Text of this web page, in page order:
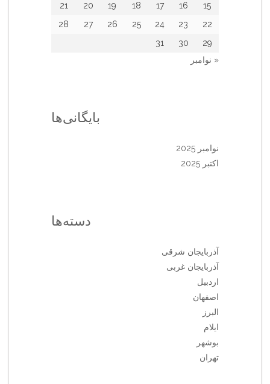
15
16
17
18
19
20
21
22
23
24
25
26
27
28
29
30
31
« نوامبر
بایگانی‌ها
نوامبر 2025
اکتبر 2025
دسته‌ها
آذربایجان شرقی
آذربایجان غربی
اردبیل
اصفهان
البرز
ایلام
بوشهر
تهران